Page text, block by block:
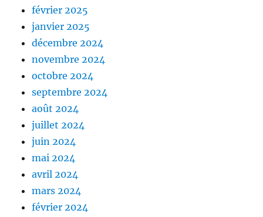
février 2025
janvier 2025
décembre 2024
novembre 2024
octobre 2024
septembre 2024
août 2024
juillet 2024
juin 2024
mai 2024
avril 2024
mars 2024
février 2024